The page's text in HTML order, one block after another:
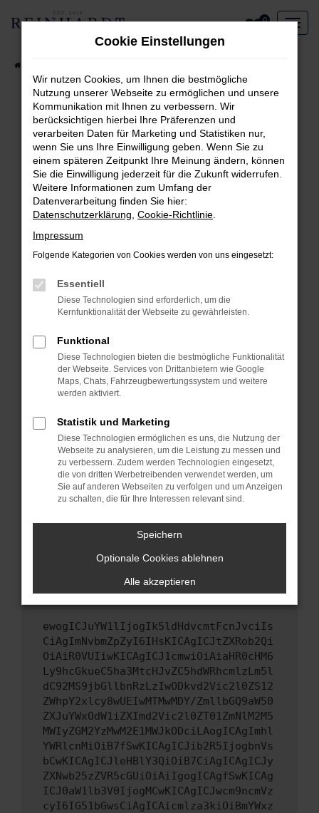
Zum
0
Fehler: Network Error
Beim Laden ist ein Fehler aufgetreten.
Hier sind ein paar Tipps, die dir helfen können:
Überprüfe deine Firewall und deine
Internetverbindung.
Laden andere Webseiten, zum Beispiel deine
Manche Erweiterungen, wie Werbeblocker,
können das Laden bestimmter Seiten
verhindern. Funktioniert die Seite in einem
anderen Browser oder in einem privaten
Starte dein Gerät neu.
Das kann manchmal helfen, vorübergehende
Probleme zu beheben.
Stelle sicher, dass dein Browser und dein
Betriebssystem auf dem neuesten Stand
Veraltete Software birgt nicht nur ein
Sicherheitsrisiko, sondern kann auch dazu
führen, dass bestimmte Funktionen nicht mehr
unterstützt werden.
Wenn du alle oben genannten Schritte versucht
versuchen, das Problem zu beheben. Du kannst
uns diesen Text schicken, um uns bei der
Fehlersuche zu unterstützen:
ewogICJuYW1lIjogIk5ldHdvcmtFcnJvciIs
CiAgImNvbmZpZyI6IHsKICAgICJtZXRob2Qi
OiAiR0VUIiwKICAgICJ1cmwiOiAiaHR0cHM6
Ly9hcGkueC5ha3MtcHJvZC5hdWRhcmlzLm5l
dC92MS9jbGllbnRzLzIwODkvd2Vic2l0ZS12
ZWhpY2xlcy8wUEIwMTMwMDY/ZmllbGQ9aW50
ZXJuYWxOdW1iZXImd2Vic2l0ZT01ZmNlM2M5
MWIyZGM2YzMwM2E1MWJkODciLAogICAgImhl
YWRlcnMiOiB7fSwKICAgICJib2R5IjogbnVs
bCwKICAgICJleHBlY3QiOiB7CiAgICAgICJy
ZXNwb25zZVR5cGUiOiAiIgogICAgfSwKICAg
ICJ0aW1lb3V0IjogMCwKICAgICJwcm9ncmVz
cyI6IG51bGwsCiAgICAicmlza3kiOiBmYWxz
Cookie Einstellungen
Wir nutzen Cookies, um Ihnen die bestmögliche
Nutzung unserer Webseite zu ermöglichen und unsere
Kommunikation mit Ihnen zu verbessern. Wir
berücksichtigen hierbei Ihre Präferenzen und
verarbeiten Daten für Marketing und Statistiken nur,
wenn Sie uns Ihre Einwilligung geben. Wenn Sie zu
einem späteren Zeitpunkt Ihre Meinung ändern, können
Sie die Einwilligung jederzeit für die Zukunft widerrufen.
Weitere Informationen zum Umfang der
Datenverarbeitung finden Sie hier:
Datenschutzerklärung Cookie-Richtlinie
Impressum
Folgende Kategorien von Cookies werden von uns eingesetzt:
Essentiell
Diese Technologien sind erforderlich, um die
Kernfunktionalität der Webseite zu gewährleisten.
Funktional
Diese Technologien bieten die bestmögliche Funktionalität
der Webseite. Services von Drittanbietern wie Google
Maps, Chats, Fahrzeugbewertungssystem und weitere
werden aktiviert.
Statistik und Marketing
Diese Technologien ermöglichen es uns, die Nutzung der
Webseite zu analysieren, um die Leistung zu messen und
zu verbessern. Zudem werden Technologien eingesetzt,
die von dritten Werbetreibenden verwendet werden, um
Sie auf anderen Webseiten zu verfolgen und um Anzeigen
zu schalten, die für Ihre Interessen relevant sind.
Speichern
Optionale Cookies ablehnen
Alle akzeptieren